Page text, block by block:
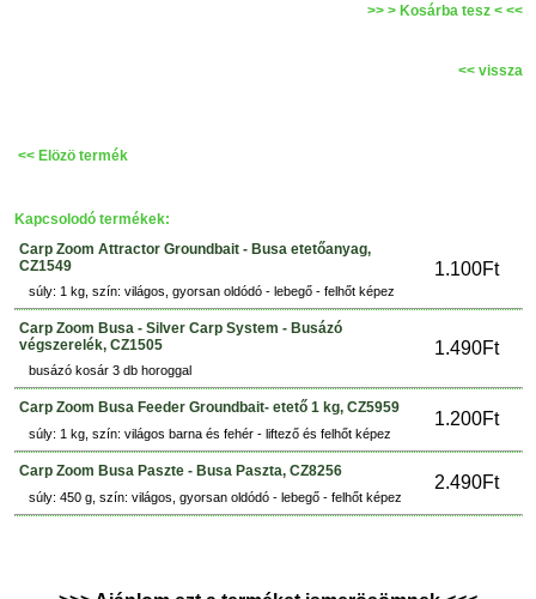
>> > Kosárba tesz < <<
<< vissza
<< Elözö termék
Kapcsolodó termékek:
Carp Zoom Attractor Groundbait - Busa etetőanyag,
CZ1549
1.100Ft
súly: 1 kg, szín: világos, gyorsan oldódó - lebegő - felhőt képez
Carp Zoom Busa - Silver Carp System - Busázó
végszerelék, CZ1505
1.490Ft
busázó kosár 3 db horoggal
Carp Zoom Busa Feeder Groundbait- etető 1 kg, CZ5959
1.200Ft
súly: 1 kg, szín: világos barna és fehér - liftező és felhőt képez
Carp Zoom Busa Paszte - Busa Paszta, CZ8256
2.490Ft
súly: 450 g, szín: világos, gyorsan oldódó - lebegő - felhőt képez